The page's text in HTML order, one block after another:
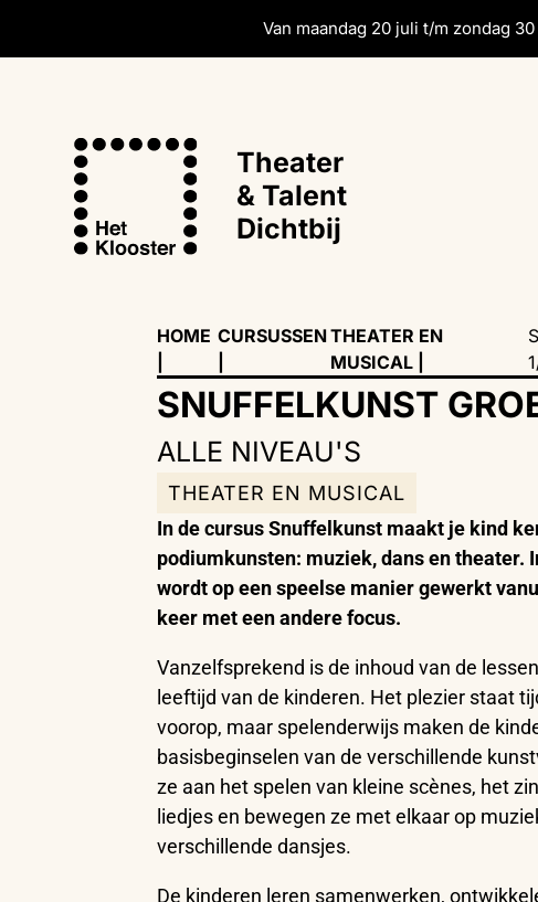
Van maandag 20 juli t/m zondag
Theater
& Talent
Dichtbij
HOME CURSUSSENTHEATER EN
MUSICAL
SNUFFELKUNST
ALLE NIVEAU'S
THEATER EN MUSICAL
In de cursus Snuffelkunst maakt je kind
podiumkunsten: muziek, dans en theater.
wordt op een speelse manier gewerkt
keer met een andere focus.
Vanzelfsprekend is de inhoud van de
leeftijd van de kinderen. Het plezier staat
voorop, maar spelenderwijs maken de
basisbeginselen van de verschillende
ze aan het spelen van kleine scènes, het
liedjes en bewegen ze met elkaar op
verschillende dansjes.
De kinderen leren samenwerken,